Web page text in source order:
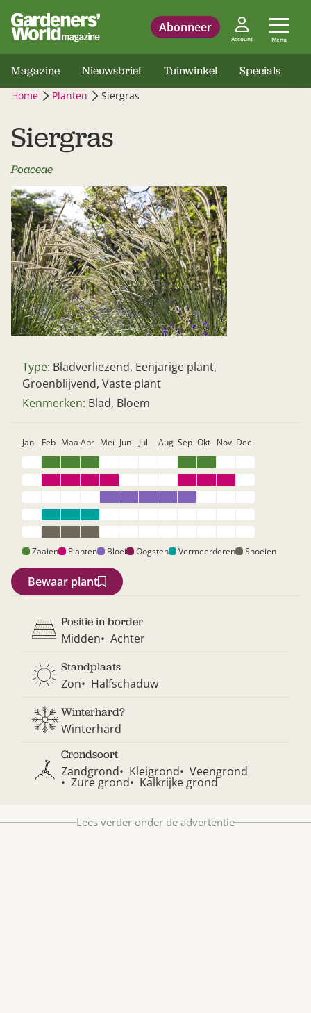
Abonneer
Account Menu
Zoek
Bestel nu
Abonneer
Magazine Nieuwsbrief Tuinwinkel Specials
Home Planten Siergras
Siergras
Poaceae
Type: Bladverliezend, Eenjarige plant,
Groenblijvend, Vaste plant
Kenmerken: Blad, Bloem
Jan Feb Maa Apr Mei Jun Jul Aug Sep Okt Nov Dec
Zaaien Planten Bloei Oogsten Vermeerderen Snoeien
Bewaar plant
Positie in border
Midden Achter
Standplaats
Zon Halfschaduw
Winterhard?
Winterhard
Grondsoort
Zandgrond Kleigrond Veengrond
Zure grond Kalkrijke grond
Lees verder onder de advertentie